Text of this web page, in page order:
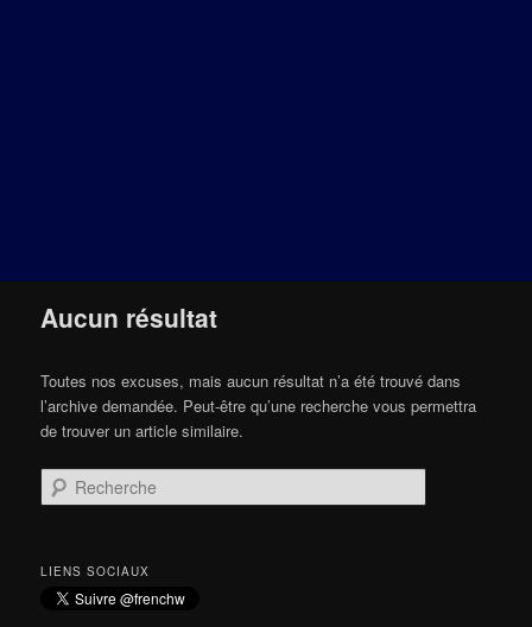
Aucun résultat
Toutes nos excuses, mais aucun résultat n’a été trouvé dans
l’archive demandée. Peut-être qu’une recherche vous permettra
de trouver un article similaire.
Recherche
LIENS SOCIAUX